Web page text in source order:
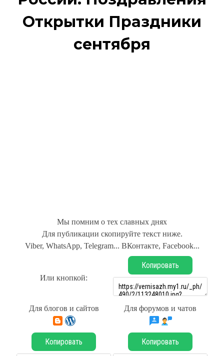
Открытки Праздники
сентября
Мы помним о тех славных днях
Для публикации скопируйте текст ниже.
Viber, WhatsApp, Telegram... ВКонтакте, Facebook...
Или кнопкой:
Копировать
Для блогов и сайтов Для форумов и чатов
Копировать Копировать